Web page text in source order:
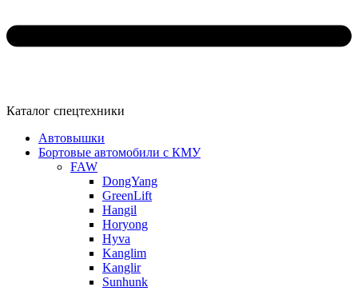
Каталог спецтехники
Автовышки
Бортовые автомобили с КМУ
FAW
DongYang
GreenLift
Hangil
Horyong
Hyva
Kanglim
Kanglir
Sunhunk